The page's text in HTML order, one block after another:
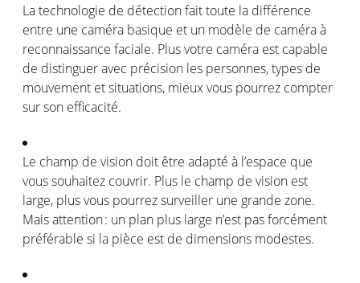
Latechnologie de détectionfait toute la différence
entre une caméra basique et un modèle de caméraà
reconnaissance faciale. Plusvotre caméra est capable
de distingueravec précision les personnes, types de
mouvement et situations, mieuxvous pourrez compter
sur son efficacité.
Le champ de vision doit être adapté à l’espace que
voussouhaitez couvrir. Plus le champ de vision est
large, plusvous pourrezsurveiller une grande zone.
Maisattention : un plan plus large n’est pasforcément
préférable si la pièce est de dimensions modestes.